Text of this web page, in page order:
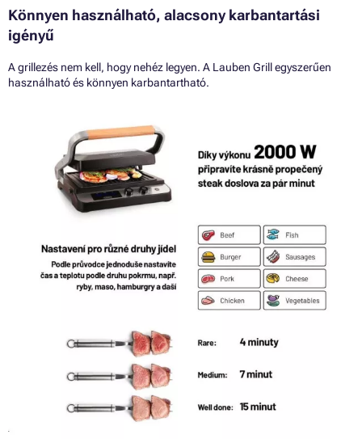
Könnyen használható, alacsony karbantartási
igényű
A grillezés nem kell, hogy nehéz legyen. A Lauben Grill egyszerűen
használható és könnyen karbantartható.